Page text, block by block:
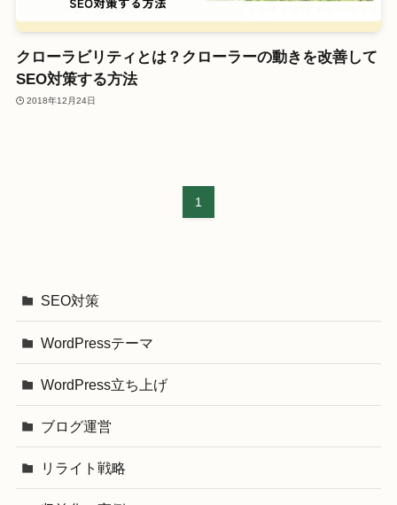
クローラビリティとは？クローラーの動きを改善して
SEO対策する方法
2018年12月24日
1
SEO対策
WordPressテーマ
WordPress立ち上げ
ブログ運営
リライト戦略